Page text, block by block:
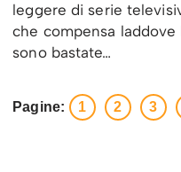
leggere di serie
che compensa
sono bastate…
Pagine: 1 2 3